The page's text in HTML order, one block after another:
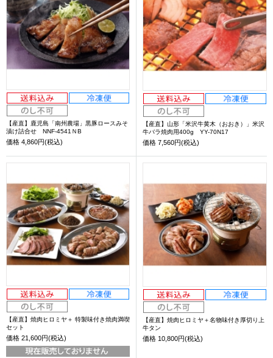
【産直】鹿児島「南州農場」黒豚ロースみそ
漬け詰合せ NNF-4541ＮB
価格 4,860円(税込)
【産直】山形「米沢牛黄木（おおき）」米沢
牛バラ焼肉用400g YY-70N17
価格 7,560円(税込)
【産直】焼肉ヒロミヤ＋ 特製味付き焼肉満喫
セット
価格 21,600円(税込)
【産直】焼肉ヒロミヤ＋名物味付き厚切り上
牛タン
価格 10,800円(税込)